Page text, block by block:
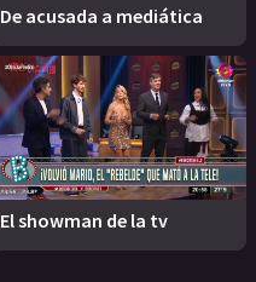
De acusada a mediática
El showman de la tv